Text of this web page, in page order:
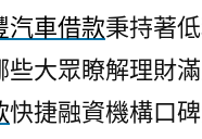
汽車借款秉持著
些大眾瞭解理財
快捷融資機構口